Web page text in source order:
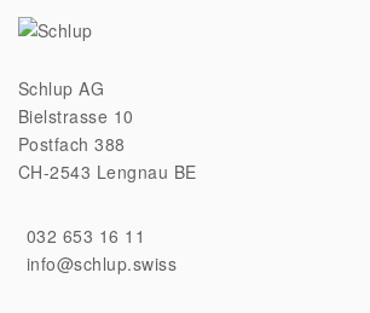
Schlup AG
Bielstrasse 10
Postfach 388
CH-2543 Lengnau BE
032 653 16 11
info@schlup.swiss